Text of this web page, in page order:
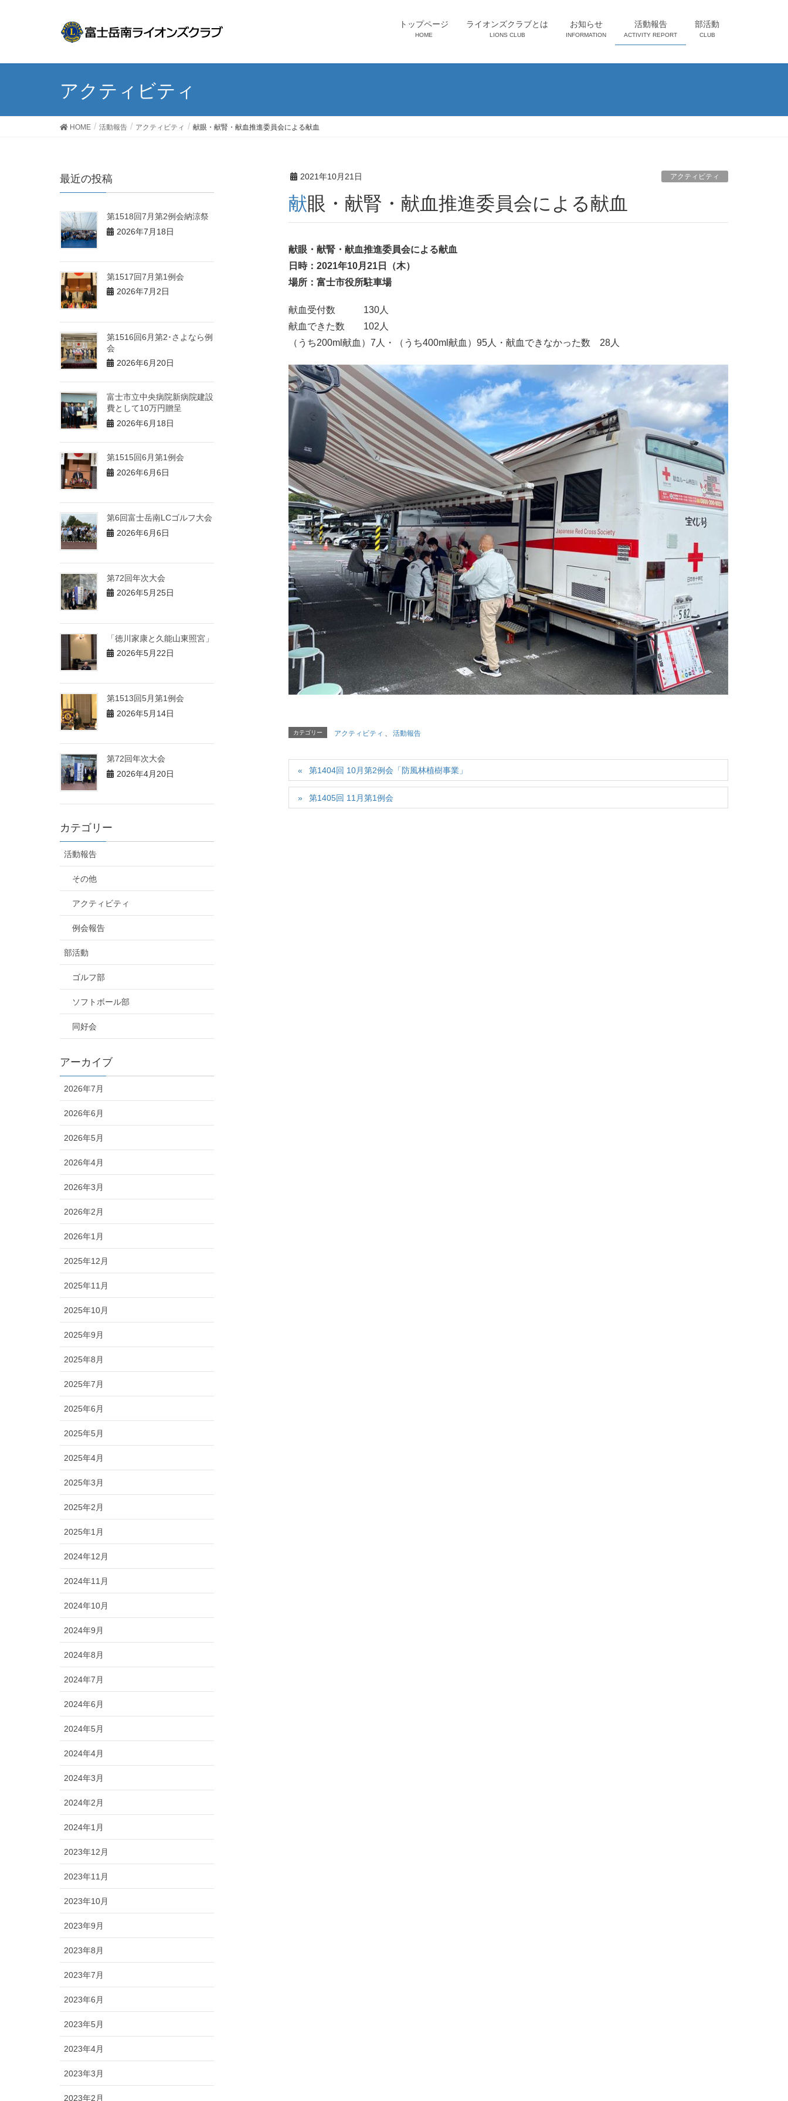
トップページ
HOME
ライオンズクラブとは
LIONS CLUB
お知らせ
INFORMATION
活動報告
ACTIVITY REPORT
部活動
CLUB
アクティビティ
HOME 活動報告 アクティビティ 献眼・献腎・献血推進委員会による献血
2021年10月21日 アクティビティ
献眼・献腎・献血推進委員会による献血
献眼・献腎・献血推進委員会による献血
日時：2021年10月21日（木）
場所：富士市役所駐車場
献血受付数 130人
献血できた数 102人
（うち200ml献血）7人・（うち400ml献血）95人・献血できなかった数 28人
カテゴリー アクティビティ 活動報告
第1404回 10月第2例会「防風林植樹事業」
第1405回 11月第1例会
最近の投稿
第1518回7月第2例会納涼祭
2026年7月18日
第1517回7月第1例会
2026年7月2日
第1516回6月第2･さよなら例
会
2026年6月20日
富士市立中央病院新病院建設
費として10万円贈呈
2026年6月18日
第1515回6月第1例会
2026年6月6日
第6回富士岳南LCゴルフ大会
2026年6月6日
第72回年次大会
2026年5月25日
「徳川家康と久能山東照宮」
2026年5月22日
第1513回5月第1例会
2026年5月14日
第72回年次大会
2026年4月20日
カテゴリー
活動報告
その他
アクティビティ
例会報告
部活動
ゴルフ部
ソフトボール部
同好会
アーカイブ
2026年7月
2026年6月
2026年5月
2026年4月
2026年3月
2026年2月
2026年1月
2025年12月
2025年11月
2025年10月
2025年9月
2025年8月
2025年7月
2025年6月
2025年5月
2025年4月
2025年3月
2025年2月
2025年1月
2024年12月
2024年11月
2024年10月
2024年9月
2024年8月
2024年7月
2024年6月
2024年5月
2024年4月
2024年3月
2024年2月
2024年1月
2023年12月
2023年11月
2023年10月
2023年9月
2023年8月
2023年7月
2023年6月
2023年5月
2023年4月
2023年3月
2023年2月